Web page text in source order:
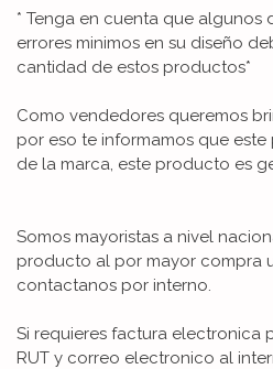
* Tenga en cuenta que algunos
errores minimos en su diseño
cantidad de estos productos*
Como vendedores queremos
por eso te informamos que
de la marca, este producto es
Somos mayoristas a nivel
producto al por mayor compra
contactanos por interno.
Si requieres factura electronica
RUT y correo electronico al